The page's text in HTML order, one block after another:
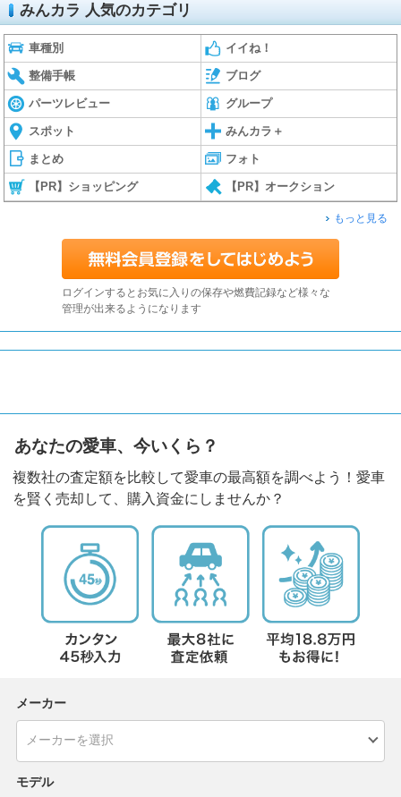
みんカラ 人気のカテゴリ
車種別 イイね！
整備手帳 ブログ
パーツレビュー グループ
スポット みんカラ＋
まとめ フォト
【PR】ショッピング 【PR】オークション
もっと見る
ログインするとお気に入りの保存や燃費記録など様々な
管理が出来るようになります
あなたの愛車、今いくら？
複数社の査定額を比較して愛車の最高額を調べよう！愛車
を賢く売却して、購入資金にしませんか？
メーカー
モデル